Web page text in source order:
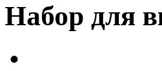
Набор для